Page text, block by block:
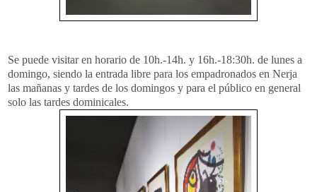
Se puede visitar en horario de 10h.-14h. y 16h.-18:30h. de lunes a
domingo, siendo la entrada libre para los empadronados en Nerja
las mañanas y tardes de los domingos y para el público en general
solo las tardes dominicales.